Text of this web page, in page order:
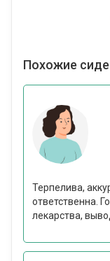
Похожие
Терпелива,
ответственна.
лекарства,